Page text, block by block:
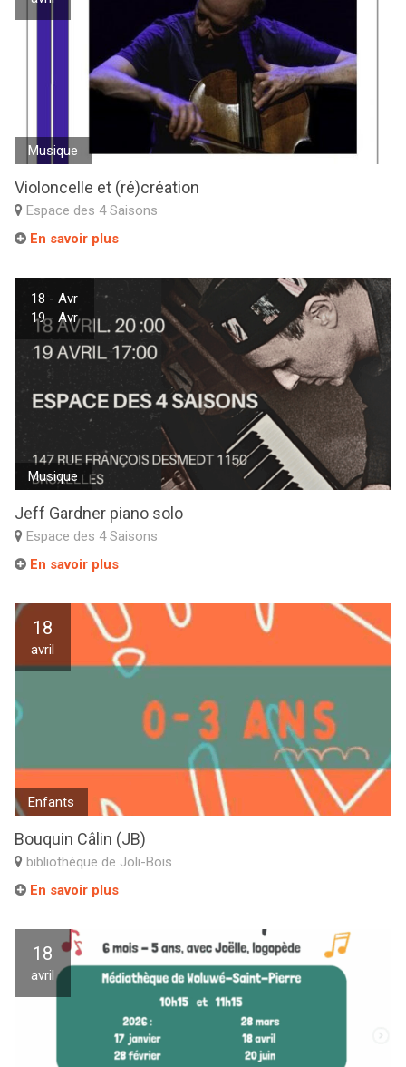
Musique
Violoncelle et (ré)création
Espace des 4 Saisons
En savoir plus
18 - Avr
19 - Avr
Musique
Jeff Gardner piano solo
Espace des 4 Saisons
En savoir plus
18
avril
Enfants
Bouquin Câlin (JB)
bibliothèque de Joli-Bois
En savoir plus
18
avril